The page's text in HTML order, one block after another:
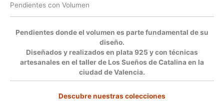
Pendientes con Volumen
Pendientes donde el volumen es parte fundamental de su
diseño.
Diseñados y realizados en plata 925 y con técnicas
artesanales en el taller de Los Sueños de Catalina en la
ciudad de Valencia.
Descubre nuestras colecciones